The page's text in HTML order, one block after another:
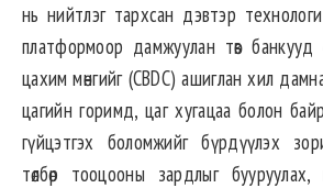
нь нийтлэг тархсан дэвтэр
платформоор дамжуулан төв банкууд
цахим мөнгийг (CBDC) ашиглан хил
цагийн горимд, цаг хугацаа болон
гүйцэтгэх боломжийг бүрдүүлэх
төлбөр тооцооны зардлыг